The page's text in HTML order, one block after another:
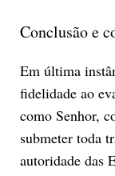
Conclusão e
Em última
fidelidade ao
como Senhor,
submeter toda
autoridade das